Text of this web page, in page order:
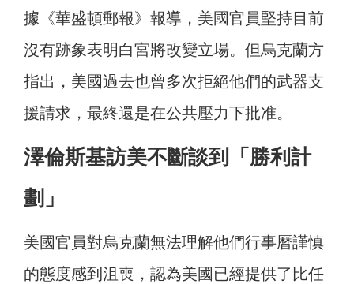
據《華盛頓郵報》報導，美國官員堅持目前
沒有跡象表明白宮將改變立場。但烏克蘭方
指出，美國過去也曾多次拒絕他們的武器支
援請求，最終還是在公共壓力下批准。
澤倫斯基訪美不斷談到「勝利計
劃」
美國官員對烏克蘭無法理解他們行事曆謹慎
的態度感到沮喪，認為美國已經提供了比任